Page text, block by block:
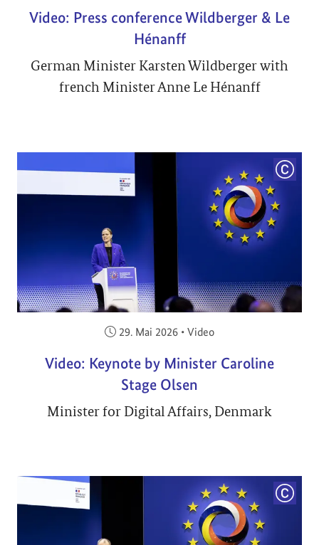
Video: Press conference Wildberger & Le
Hénanff
German Minister Karsten Wildberger with
french Minister Anne Le Hénanff
Veröffentlicht am:
29. Mai 2026 • Video
Video: Keynote by Minister Caroline
Stage Olsen
Minister for Digital Affairs, Denmark